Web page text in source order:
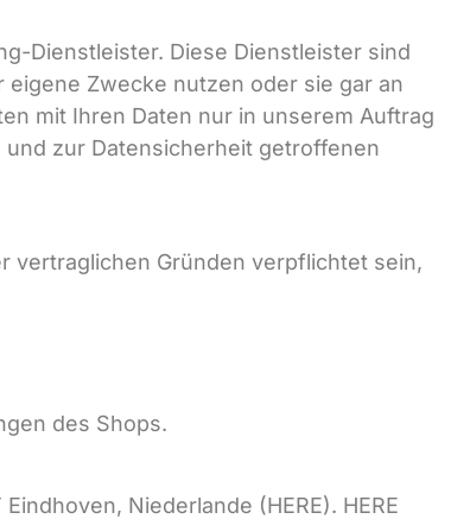
Dienstleister. Diese Dienstleister sind
Zwecke nutzen oder sie gar an
mit Ihren Daten nur in unserem Auftrag
zur Datensicherheit getroffenen
vertraglichen Gründen verpflichtet sein,
des Shops.
Niederlande (HERE). HERE